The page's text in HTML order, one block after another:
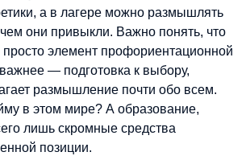
а в лагере можно размышлять
они привыкли. Важно понять, что
элемент профориентационной
— подготовка к выбору,
размышление почти обо всем.
в этом мире? А образование,
лишь скромные средства
позиции.